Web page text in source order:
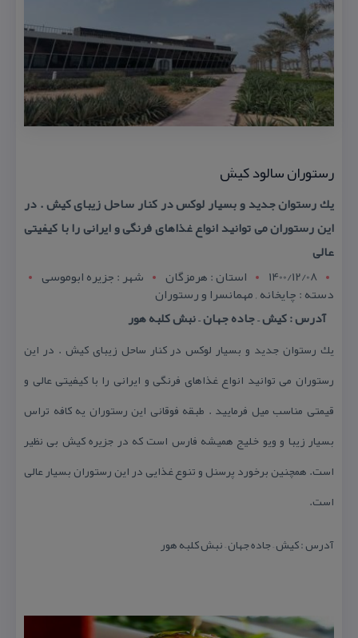
رستوران سالود كیش
یك رستوان جدید و بسیار لوكس در كنار ساحل زیبای كیش . در
این رستوران می توانید انواع غذاهای فرنگی و ایرانی را با كیفیتی
عالی
1400/12/08
استان : هرمزگان شهر : جزیره ابوموسی
دسته : چایخانه , مهمانسرا و رستوران
آدرس : كیش – جاده جهان – نبش كلبه هور
یك رستوان جدید و بسیار لوكس در كنار ساحل زیبای كیش . در این
رستوران می توانید انواع غذاهای فرنگی و ایرانی را با كیفیتی عالی و
قیمتی مناسب میل فرمایید . طبقه فوقانی این رستوران یه كافه تراس
بسیار زیبا و ویو خلیج همیشه فارس است كه در جزیره كیش بی نظیر
است. همچنین برخورد پرسنل و تنوع غذایی در این رستوران بسیار عالی
است.
آدرس : كیش – جاده جهان – نبش كلبه هور